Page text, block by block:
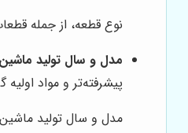
نوع قطعه، از جمله
مدل و سال تولید
پیشرفته‌تر و مواد
مدل و سال تولید